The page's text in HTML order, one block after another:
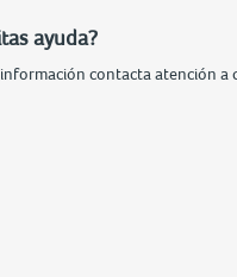
ayuda?
información contacta atención a